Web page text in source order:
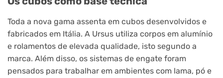
Toda a nova gama assenta em cubos desenvolvidos e
fabricados em Itália. A Ursus utiliza corpos em alumínio
e rolamentos de elevada qualidade, isto segundo a
marca. Além disso, os sistemas de engate foram
pensados para trabalhar em ambientes com lama, pó e